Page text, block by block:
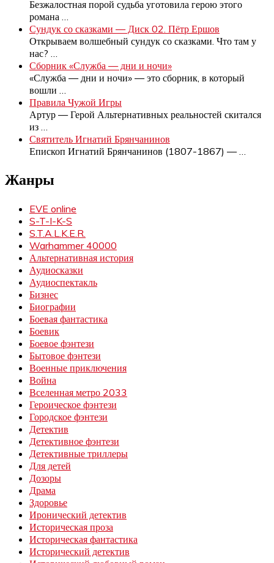
Безжалостная порой судьба уготовила герою этого
романа
Сундук со сказками — Диск 02. Пётр Ершов
Открываем волшебный сундук со сказками. Что там у
нас?
Сборник «Служба — дни и ночи»
«Служба — дни и ночи» — это сборник, в который
вошли
Правила Чужой Игры
Артур — Герой Альтернативных реальностей скитался
из
Святитель Игнатий Брянчанинов
Епископ Игнатий Брянчанинов (1807-1867) —
Жанры
EVE online
S-T-I-K-S
S.T.A.L.K.E.R.
Warhammer 40000
Альтернативная история
Аудиосказки
Аудиоспектакль
Бизнес
Биографии
Боевая фантастика
Боевик
Боевое фэнтези
Бытовое фэнтези
Военные приключения
Война
Вселенная метро 2033
Героическое фэнтези
Городское фэнтези
Детектив
Детективное фэнтези
Детективные триллеры
Для детей
Дозоры
Драма
Здоровье
Иронический детектив
Историческая проза
Историческая фантастика
Исторический детектив